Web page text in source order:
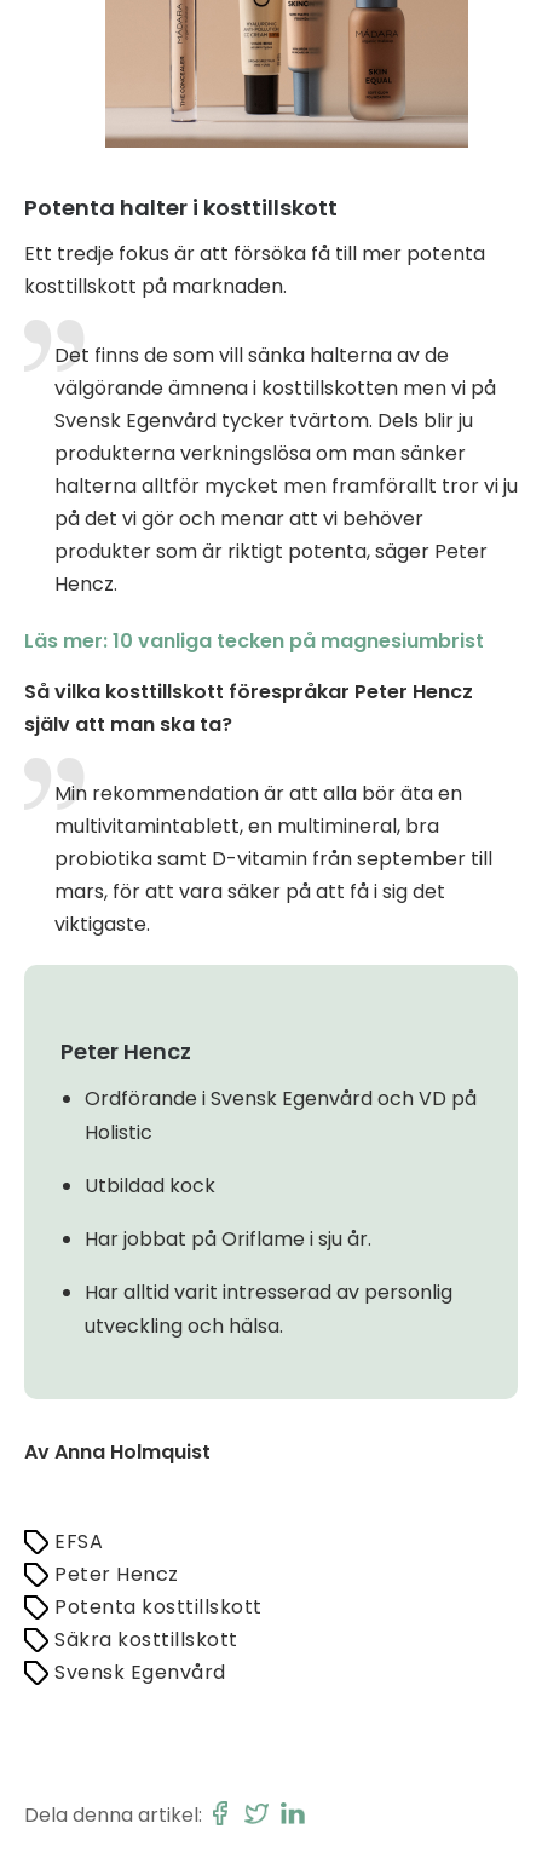
Potenta halter i kosttillskott
Ett tredje fokus är att försöka få till mer potenta
kosttillskott på marknaden.
Det finns de som vill sänka halterna av de
välgörande ämnena i kosttillskotten men vi på
Svensk Egenvård tycker tvärtom. Dels blir ju
produkterna verkningslösa om man sänker
halterna alltför mycket men framförallt tror vi ju
på det vi gör och menar att vi behöver
produkter som är riktigt potenta, säger Peter
Hencz.
Läs mer: 10 vanliga tecken på magnesiumbrist
Så vilka kosttillskott förespråkar Peter Hencz
själv att man ska ta?
Min rekommendation är att alla bör äta en
multivitamintablett, en multimineral, bra
probiotika samt D-vitamin från september till
mars, för att vara säker på att få i sig det
viktigaste.
Peter Hencz
Ordförande i Svensk Egenvård och VD på
Holistic
Utbildad kock
Har jobbat på Oriflame i sju år.
Har alltid varit intresserad av personlig
utveckling och hälsa.
Av Anna Holmquist
EFSA
Peter Hencz
Potenta kosttillskott
Säkra kosttillskott
Svensk Egenvård
Dela denna artikel: